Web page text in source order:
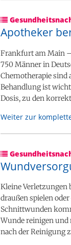
Apotheker
Frankfurt am Main
750 Männer in
Chemotherapie sind
Behandlung ist
Dosis, zu den
Weiter zur
Kleine
draußen spielen
Schnittwunden
Wunde reinigen und
nach der Reinigung